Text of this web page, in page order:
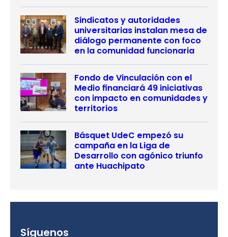
Sindicatos y autoridades
universitarias instalan mesa de
diálogo permanente con foco
en la comunidad funcionaria
Fondo de Vinculación con el
Medio financiará 49 iniciativas
con impacto en comunidades y
territorios
Básquet UdeC empezó su
campaña en la Liga de
Desarrollo con agónico triunfo
ante Huachipato
Síguenos